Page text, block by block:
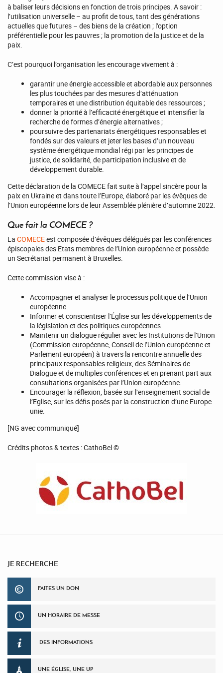
à baliser leurs décisions en fonction de trois principes. A savoir :
l’utilisation universelle – au profit de tous, tant des générations
actuelles que futures – des biens de la création ; l’option
préférentielle pour les pauvres ; la promotion de la justice et de la
paix.
C’est pourquoi l’organisation les encourage vivement à :
garantir une énergie accessible et abordable aux personnes
les plus touchées par des mesures d’atténuation
temporaires et une distribution équitable des ressources ;
donner la priorité à l’efficacité énergétique et intensifier la
recherche de formes d’énergie alternatives ;
poursuivre des partenariats énergétiques responsables et
fondés sur des valeurs et jeter les bases d’un nouveau
système énergétique mondial régi par les principes de
justice, de solidarité, de participation inclusive et de
développement durable.
Cette déclaration de la COMECE fait suite à l’appel sincère pour la
paix en Ukraine et dans toute l’Europe, élaboré par les évêques de
l’Union européenne lors de leur Assemblée plénière d’automne 2022.
Que fait la COMECE ?
La COMECEest composée d’évêques délégués par les conférences
épiscopales des Etats membres de l’Union européenne et possède
un Secrétariat permanent à Bruxelles.
Cette commission vise à :
Accompagner et analyser le processus politique de l’Union
européenne.
Informer et conscientiser l’Église sur les développements de
la législation et des politiques européennes.
Maintenir un dialogue régulier avec les Institutions de l’Union
(Commission européenne, Conseil de l’Union européenne et
Parlement européen) à travers la rencontre annuelle des
principaux responsables religieux, des Séminaires de
Dialogue et de multiples conférences et en prenant part aux
consultations organisées par l’Union européenne.
Encourager la réflexion, basée sur l’enseignement social de
l’Eglise, sur les défis posés par la construction d’une Europe
unie.
[NG avec communiqué]
Crédits photos & textes : CathoBel ©
JE RECHERCHE
FAITES UN DON
UN HORAIRE DE MESSE
DES INFORMATIONS
UNE ÉGLISE, UNE UP